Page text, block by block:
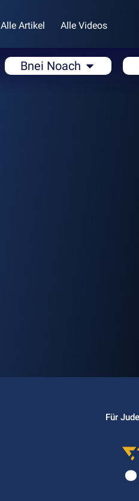
Alle Artikel Alle Videos
Bnei Noach
Für